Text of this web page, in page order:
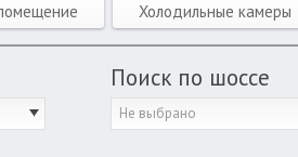
Холодильные камеры
Поиск по шоссе
Не выбрано